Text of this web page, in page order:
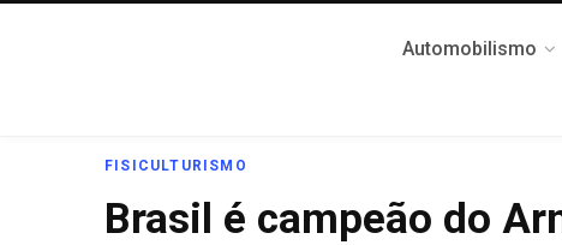
Automobilismo
FISICULTURISMO
Brasil é campeão do